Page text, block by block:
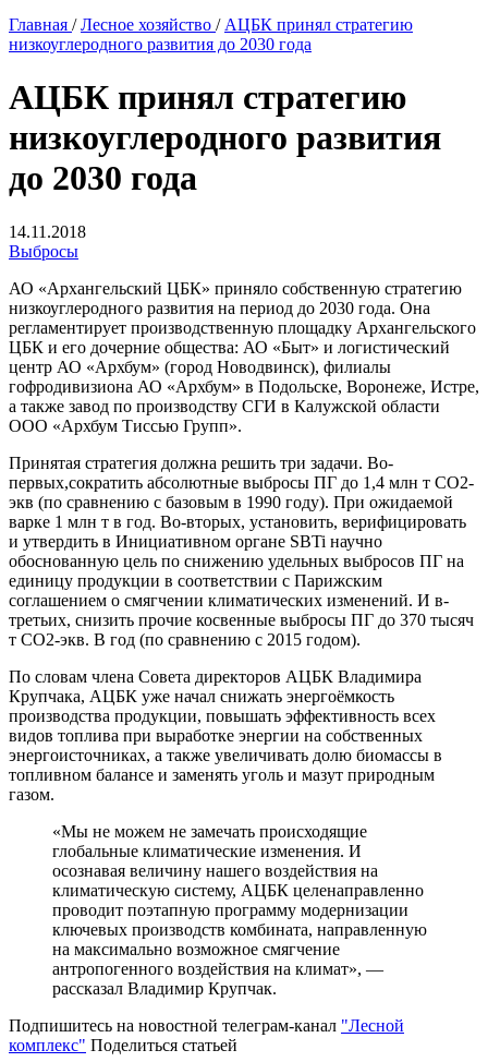
Главная / Лесное хозяйство / АЦБК принял стратегию
низкоуглеродного развития до 2030 года
АЦБК принял стратегию
низкоуглеродного развития
до 2030 года
14.11.2018
Выбросы
АО «Архангельский ЦБК» приняло собственную стратегию
низкоуглеродного развития на период до 2030 года. Она
регламентирует производственную площадку Архангельского
ЦБК и его дочерние общества: АО «Быт» и логистический
центр АО «Архбум» (город Новодвинск), филиалы
гофродивизиона АО «Архбум» в Подольске, Воронеже, Истре,
а также завод по производству СГИ в Калужской области
ООО «Архбум Тиссью Групп».
Принятая стратегия должна решить три задачи. Во-
первых,сократить абсолютные выбросы ПГ до 1,4 млн т СО2-
экв (по сравнению с базовым в 1990 году). При ожидаемой
варке 1 млн т в год. Во-вторых, установить, верифицировать
и утвердить в Инициативном органе SBTi научно
обоснованную цель по снижению удельных выбросов ПГ на
единицу продукции в соответствии с Парижским
соглашением о смягчении климатических изменений. И в-
третьих, снизить прочие косвенные выбросы ПГ до 370 тысяч
т СО2-экв. В год (по сравнению с 2015 годом).
По словам члена Совета директоров АЦБК Владимира
Крупчака, АЦБК уже начал снижать энергоёмкость
производства продукции, повышать эффективность всех
видов топлива при выработке энергии на собственных
энергоисточниках, а также увеличивать долю биомассы в
топливном балансе и заменять уголь и мазут природным
газом.
«Мы не можем не замечать происходящие
глобальные климатические изменения. И
осознавая величину нашего воздействия на
климатическую систему, АЦБК целенаправленно
проводит поэтапную программу модернизации
ключевых производств комбината, направленную
на максимально возможное смягчение
антропогенного воздействия на климат», —
рассказал Владимир Крупчак.
Подпишитесь на новостной телеграм-канал "Лесной
комплекс" Поделиться статьей